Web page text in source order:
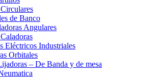
de Banco
Angulares
Eléctricos Industriales
Orbitales
– De Banda y de mesa